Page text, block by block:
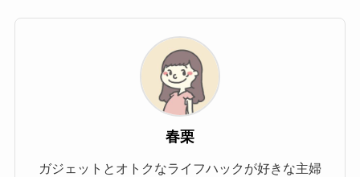
春栗
ガジェットとオトクなライフハックが好きな主婦